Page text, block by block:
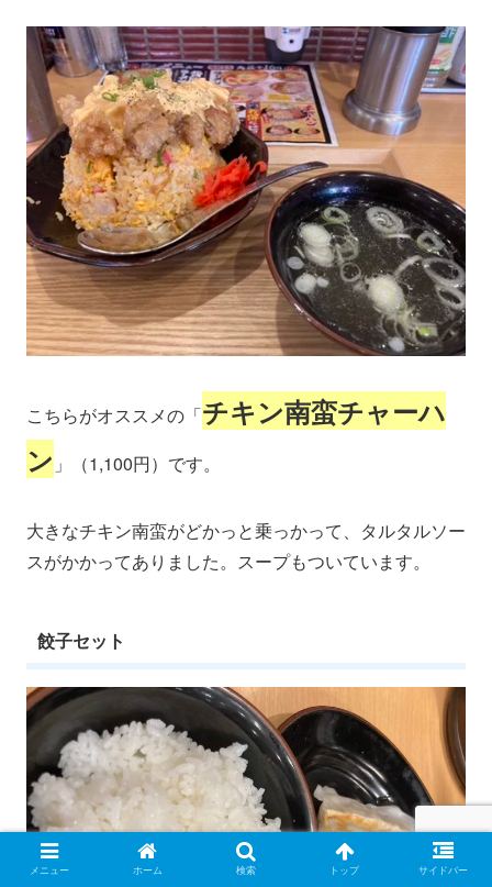
こちらがオススメの「チキン南蛮チャーハ
ン 」（1,100円）です。
大きなチキン南蛮がどかっと乗っかって、タルタルソー
スがかかってありました。スープもついています。
餃子セット
メニュー ホーム 検索 トップ サイドバー